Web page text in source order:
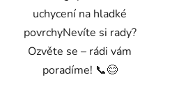
uchycení na hladké
povrchyNevíte si rady?
Ozvěte se – rádi vám
poradíme! 📞😊